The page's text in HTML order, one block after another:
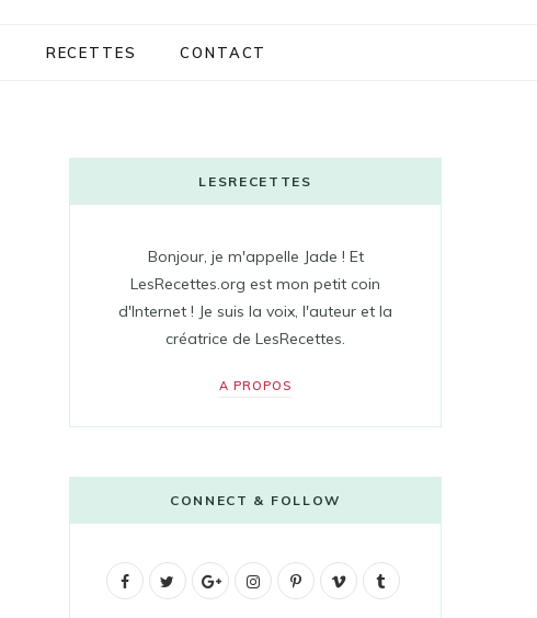
RECETTES CONTACT
LESRECETTES
Bonjour, je m'appelle Jade ! Et
LesRecettes.org est mon petit coin
d'Internet ! Je suis la voix, l'auteur et la
créatrice de LesRecettes.
A PROPOS
CONNECT & FOLLOW
F
G
I
P
V